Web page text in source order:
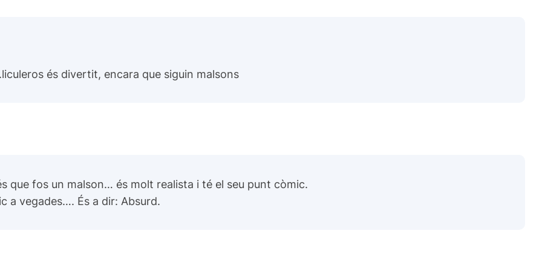
és divertit, encara que siguin malsons
que fos un malson… és molt realista i té el seu punt còmic.
a vegades…. És a dir: Absurd.